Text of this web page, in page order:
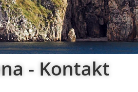
- Kontakt